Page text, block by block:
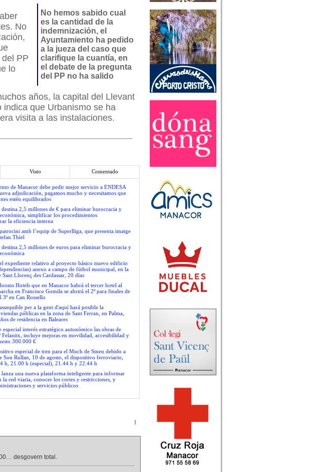
No hemos sabido cual
es la cantidad de la
indemnización, el
Ayuntamiento ha pedido
a la jueza del caso que
clarifique la cuantía, en
el debate de la pregunta
del PP no ha salido
No
PP
lo
años, la capital del Llevant
que Urbanismo se ha
visita a las instalaciones.
Visto Comentado
de Manacor debe pedir mejor servicio a ENDESA
adjudicación, pagamos mucho y necesitamos que
estén equilibrados
2,5 millones de € para eliminar burocracia y
simplificar los procedimientos
la eficiencia interna
amb l’equip de Superlliga, que presenta imatge
Thiel
2,5 millones de euros para eliminar burocracia y
expediente relativo al proyecto básico nuevo edificio
anexo a campo de fútbol municipal, en la
Llorenç des Cardassar, 20 días
Hotels que en Manacor habrá el tercer hotel al
en Francisco Gomila se abrirá el 2º para finales de
en Can Rossello
per a la gent d'aquí hará posible la
públicas en la zona de Sant Ferran, en Palma,
de residencia en Baleares
especial interés estratégico autonómico las obras de
Felanitx, incluye mejoras en movilidad, accesibilidad y
300.000 €
especial de tren para el Much de Sineu debido a
Son Rullan, 10 de agosto, el dispositivo ferroviario,
h, 21.00 h (especial), 21.44 h y 22.44 h
una nueva plataforma inteligente para informar
la red viaria, conocer los cortes y restricciones, y
y servicios públicos
1
desgovern total.